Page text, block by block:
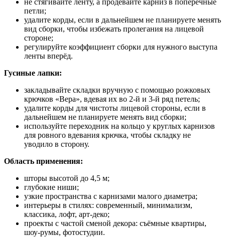
не стягивайте ленту, а продевайте карниз в поперечные
петли;
удалите корды, если в дальнейшем не планируете менять
вид сборки, чтобы избежать пролегания на лицевой
стороне;
регулируйте коэффициент сборки для нужного выступа
ленты вперёд.
Гусиные лапки:
закладывайте складки вручную с помощью рожковых
крючков «Вера», вдевая их во 2-й и 3-й ряд петель;
удалите корды для чистоты лицевой стороны, если в
дальнейшем не планируете менять вид сборки;
используйте переходник на кольцо у круглых карнизов
для ровного вдевания крючка, чтобы складку не
уводило в сторону.
Область применения:
шторы высотой до 4,5 м;
глубокие ниши;
узкие пространства с карнизами малого диаметра;
интерьеры в стилях: современный, минимализм,
классика, лофт, арт-деко;
проекты с частой сменой декора: съёмные квартиры,
шоу-румы, фотостудии.